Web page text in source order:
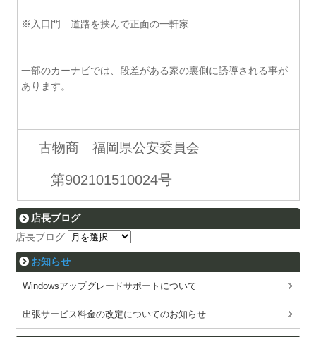
※入口門 道路を挟んで正面の一軒家
一部のカーナビでは、段差がある家の裏側に誘導される事が
あります。
古物商 福岡県公安委員会
第902101510024号
店長ブログ
店長ブログ
お知らせ
Windowsアップグレードサポートについて
出張サービス料金の改定についてのお知らせ